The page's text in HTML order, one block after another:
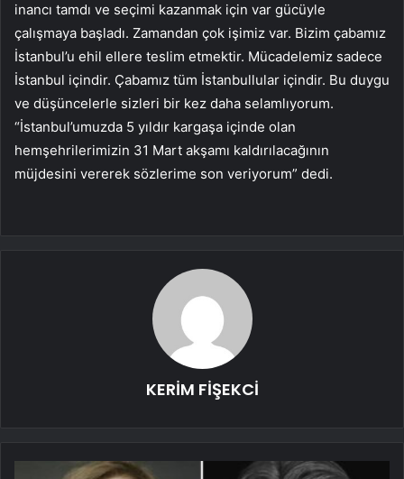
inancı tamdı ve seçimi kazanmak için var gücüyle
çalışmaya başladı. Zamandan çok işimiz var. Bizim çabamız
İstanbul’u ehil ellere teslim etmektir. Mücadelemiz sadece
İstanbul içindir. Çabamız tüm İstanbullular içindir. Bu duygu
ve düşüncelerle sizleri bir kez daha selamlıyorum.
“İstanbul’umuzda 5 yıldır kargaşa içinde olan
hemşehrilerimizin 31 Mart akşamı kaldırılacağının
müjdesini vererek sözlerime son veriyorum” dedi.
KERİM FİŞEKCİ